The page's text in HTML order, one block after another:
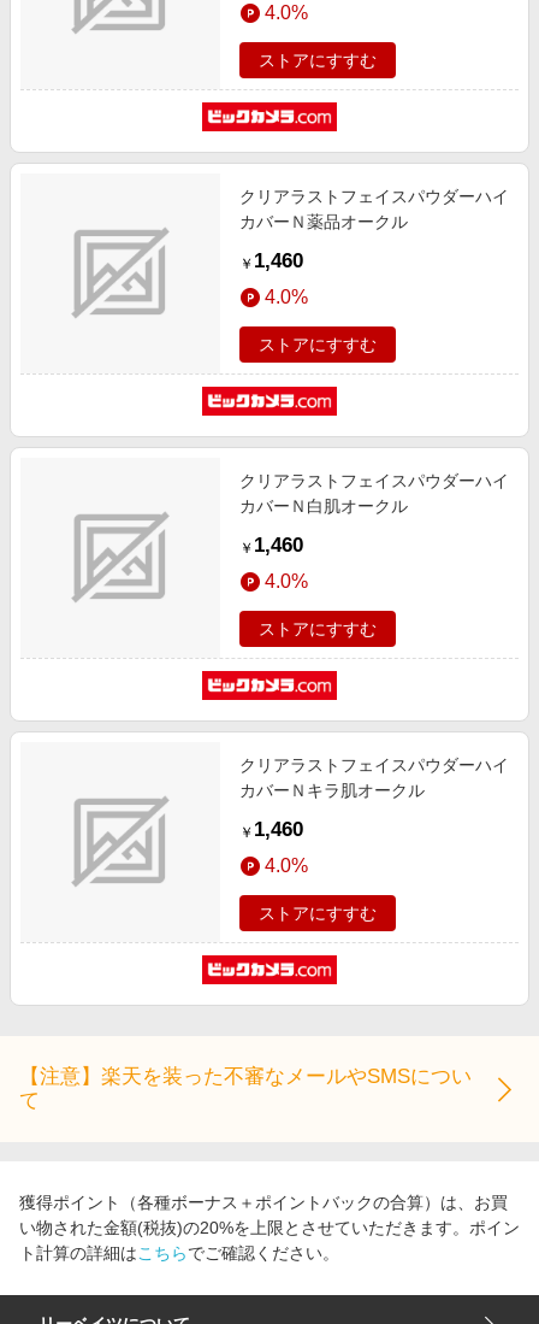
ビジネス・その他サービス
週末の高還元 夏の長期版 4.0%
ストアにすすむ
クリアラストフェイスパウダーハイ
カバーＮ薬品オークル
￥ 1,460
4.0%
ストアにすすむ
クリアラストフェイスパウダーハイ
カバーＮ白肌オークル
￥ 1,460
4.0%
ストアにすすむ
クリアラストフェイスパウダーハイ
カバーＮキラ肌オークル
￥ 1,460
4.0%
ストアにすすむ
【注意】楽天を装った不審なメールやSMSについ
て
獲得ポイント（各種ボーナス＋ポイントバックの合算）は、お買
い物された金額(税抜)の20%を上限とさせていただきます。ポイン
ト計算の詳細はこちらでご確認ください。